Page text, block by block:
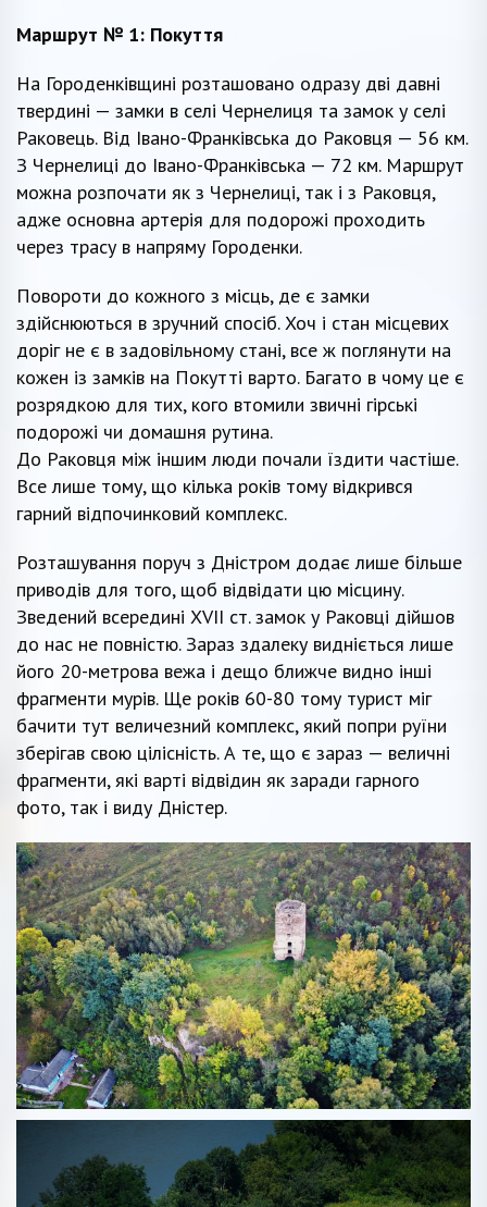
Маршрут № 1: Покуття
На Городенківщині розташовано одразу дві давні
твердині — замки в селі Чернелиця та замок у селі
Раковець. Від Івано-Франківська до Раковця — 56 км.
З Чернелиці до Івано-Франківська — 72 км. Маршрут
можна розпочати як з Чернелиці, так і з Раковця,
адже основна артерія для подорожі проходить
через трасу в напряму Городенки.
Повороти до кожного з місць, де є замки
здійснюються в зручний спосіб. Хоч і стан місцевих
доріг не є в задовільному стані, все ж поглянути на
кожен із замків на Покутті варто. Багато в чому це є
розрядкою для тих, кого втомили звичні гірські
подорожі чи домашня рутина.
До Раковця між іншим люди почали їздити частіше.
Все лише тому, що кілька років тому відкрився
гарний відпочинковий комплекс.
Розташування поруч з Дністром додає лише більше
приводів для того, щоб відвідати цю місцину.
Зведений всередині XVII ст. замок у Раковці дійшов
до нас не повністю. Зараз здалеку видніється лише
його 20-метрова вежа і дещо ближче видно інші
фрагменти мурів. Ще років 60-80 тому турист міг
бачити тут величезний комплекс, який попри руїни
зберігав свою цілісність. А те, що є зараз — величні
фрагменти, які варті відвідин як заради гарного
фото, так і виду Дністер.